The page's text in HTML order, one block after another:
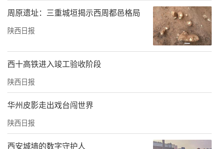
校形成联合体后，内部很不协调，半年时间便
解体了。2021年前后，市区5家驾校再次联合，
但因管理不善，管理意见不统一，价格不稳定
等问题，于2024年9月30日解体。
这次我们吸取了前两次的经验，由3家驾校对剩
下的6家驾校分头承包经营，费用很高。我们3
个人中，有人去外地参观学习过，借鉴人家的
经验。我们3家驾校负责人能走到一块，思想是
统一的。
周原遗址：三重城垣揭示西周都邑格局
陕西日报
西十高铁进入竣工验收阶段
陕西日报
华州皮影走出戏台闯世界
陕西日报
西安城墙的数字守护人